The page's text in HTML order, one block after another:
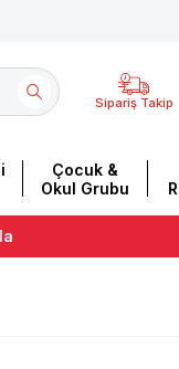
Sipariş Takip
Çocuk &
Okul Grubu